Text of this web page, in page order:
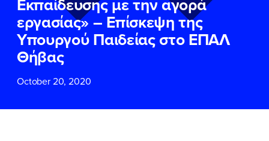
εργασίας» – Επίσκεψη της
Υπουργού Παιδείας στο ΕΠΑΛ
Θήβας
October 20, 2020
ΕΠΙΘΕΤΟ*
ΤΗΛΕΦΩΝΟ
EMAIL
ΕΠΙΘΕΤΟ*
ΤΗΛΕΦΩΝΟ
EMAIL